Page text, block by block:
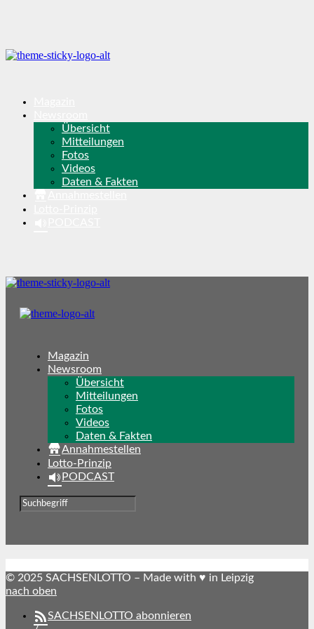
Übersicht
Mitteilungen
Fotos
Videos
Daten & Fakten
Magazin
Newsroom
Übersicht
Mitteilungen
Fotos
Videos
Daten & Fakten
Annahmestellen
Lotto-Prinzip
PODCAST
© 2025 SACHSENLOTTO – Made with ♥ in Leipzig
nach oben
SACHSENLOTTO abonnieren